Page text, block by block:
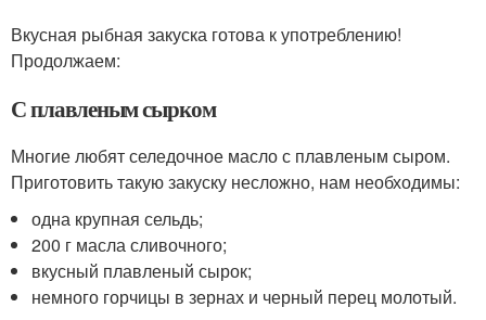
Вкусная рыбная закуска готова к употреблению!
Продолжаем:
С плавленым сырком
Многие любят селедочное масло с плавленым сыром.
Приготовить такую закуску несложно, нам необходимы:
одна крупная сельдь;
200 г масла сливочного;
вкусный плавленый сырок;
немного горчицы в зернах и черный перец молотый.